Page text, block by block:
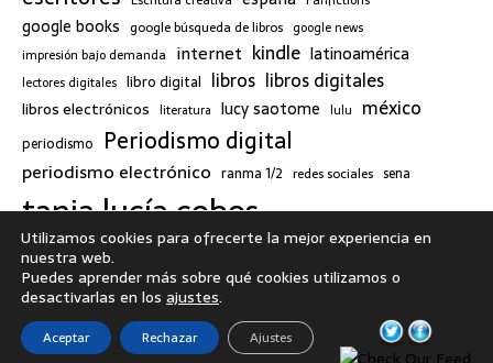
google books google búsqueda de libros google news
impresión bajo demanda internet kindle latinoamérica
lectores digitales libro digital libros libros digitales
libros electrónicos literatura lucy saotome lulu méxico
periodismo Periodismo digital
periodismo electrónico ranma 1/2 redes sociales sena
tania lucía cobos twitter
Tweets by TaniaLu
Copyright © 2026 | Tema para WordPress deMH Themes
Utilizamos cookies para ofrecerte la mejor experiencia en
nuestra web.
Puedes aprender más sobre qué cookies utilizamos o
desactivarlas en los ajustes.
Aceptar Rechazar Ajustes